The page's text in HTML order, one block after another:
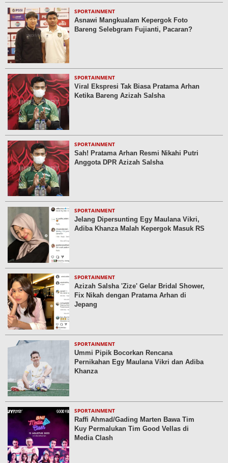
SPORTAINMENT
Asnawi Mangkualam Kepergok Foto
Bareng Selebgram Fujianti, Pacaran?
SPORTAINMENT
Viral Ekspresi Tak Biasa Pratama Arhan
Ketika Bareng Azizah Salsha
SPORTAINMENT
Sah! Pratama Arhan Resmi Nikahi Putri
Anggota DPR Azizah Salsha
SPORTAINMENT
Jelang Dipersunting Egy Maulana Vikri,
Adiba Khanza Malah Kepergok Masuk RS
SPORTAINMENT
Azizah Salsha 'Zize' Gelar Bridal Shower,
Fix Nikah dengan Pratama Arhan di
Jepang
SPORTAINMENT
Ummi Pipik Bocorkan Rencana
Pernikahan Egy Maulana Vikri dan Adiba
Khanza
SPORTAINMENT
Raffi Ahmad/Gading Marten Bawa Tim
Kuy Permalukan Tim Good Vellas di
Media Clash